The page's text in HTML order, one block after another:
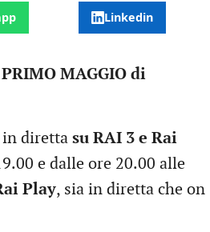
Linkedin
PRIMO MAGGIO di
in diretta su RAI 3 e Rai
e dalle ore 20.00 alle
Play, sia in diretta che on